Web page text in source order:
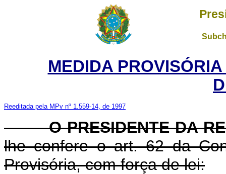
MEDIDA PROVISÓRIA
Reeditada pela MPv nº 1.559-14, de 1997
O PRESIDENTE DA
lhe confere o art. 62 da
Provisória, com força de lei: